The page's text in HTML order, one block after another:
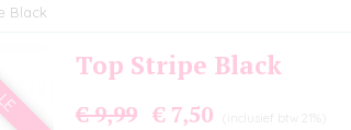
Black
Top Stripe Black
€ 9,99 € 7,50 (inclusief btw 21%)